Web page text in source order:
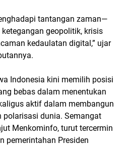
tantangan zaman—
geopolitik, krisis
kedaulatan digital,” ujar
Indonesia kini memilih posisi
bebas dalam menentukan
aktif dalam membangun
dunia. Semangat
Menkominfo, turut tercermin
pemerintahan Presiden